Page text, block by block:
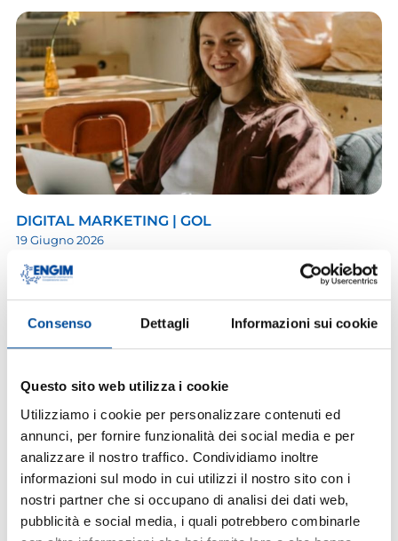
Consenso Dettagli Informazioni sui cookie
Questo sito web utilizza i cookie
Utilizziamo i cookie per personalizzare contenuti ed
annunci, per fornire funzionalità dei social media e per
analizzare il nostro traffico. Condividiamo inoltre
informazioni sul modo in cui utilizzi il nostro sito con i
nostri partner che si occupano di analisi dei dati web,
pubblicità e social media, i quali potrebbero combinarle
DIGITAL MARKETING | GOL
19 Giugno 2026
LEGGI L'ARTICOLO
TECNICHE DI GESTIONE SISTEMI LINUX
16 Marzo 2026